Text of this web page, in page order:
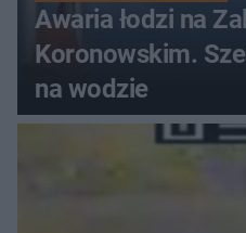
Awaria łodzi na
Koronowskim.
na wodzie